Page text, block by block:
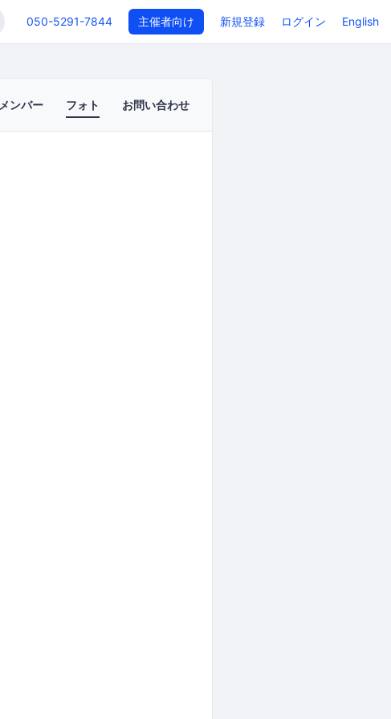
050-5291-7844 主催者向け 新規登録 ログイン English
メンバー フォト お問い合わせ